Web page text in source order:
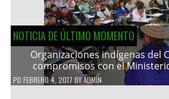
NOTICIA DE ÚLTIMO MOMENTO
Organizaciones indígenas del
compromisos con el
PD FEBRERO 4, 2017 BYADMIN